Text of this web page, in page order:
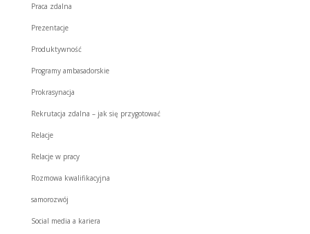
Praca zdalna
Prezentacje
Produktywność
Programy ambasadorskie
Prokrasynacja
Rekrutacja zdalna – jak się przygotować
Relacje
Relacje w pracy
Rozmowa kwalifikacyjna
samorozwój
Social media a kariera